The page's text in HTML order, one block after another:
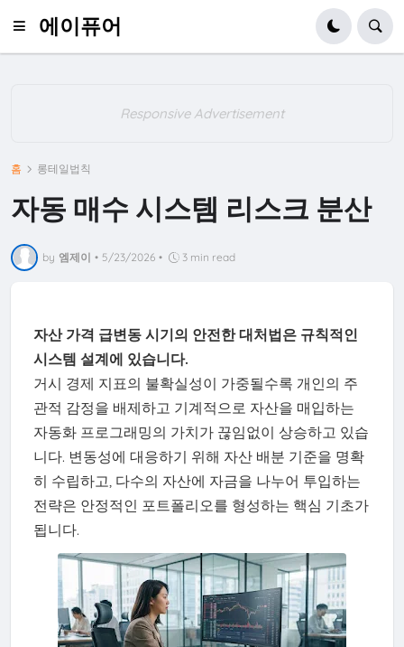
에이퓨어
Responsive Advertisement
홈 롱테일법칙
자동 매수 시스템 리스크 분산
by 엠제이 • 5/23/2026 • 3 min read
자산 가격 급변동 시기의 안전한 대처법은 규칙적인
시스템 설계에 있습니다.
거시 경제 지표의 불확실성이 가중될수록 개인의 주
관적 감정을 배제하고 기계적으로 자산을 매입하는
자동화 프로그래밍의 가치가 끊임없이 상승하고 있습
니다. 변동성에 대응하기 위해 자산 배분 기준을 명확
히 수립하고, 다수의 자산에 자금을 나누어 투입하는
전략은 안정적인 포트폴리오를 형성하는 핵심 기초가
됩니다.